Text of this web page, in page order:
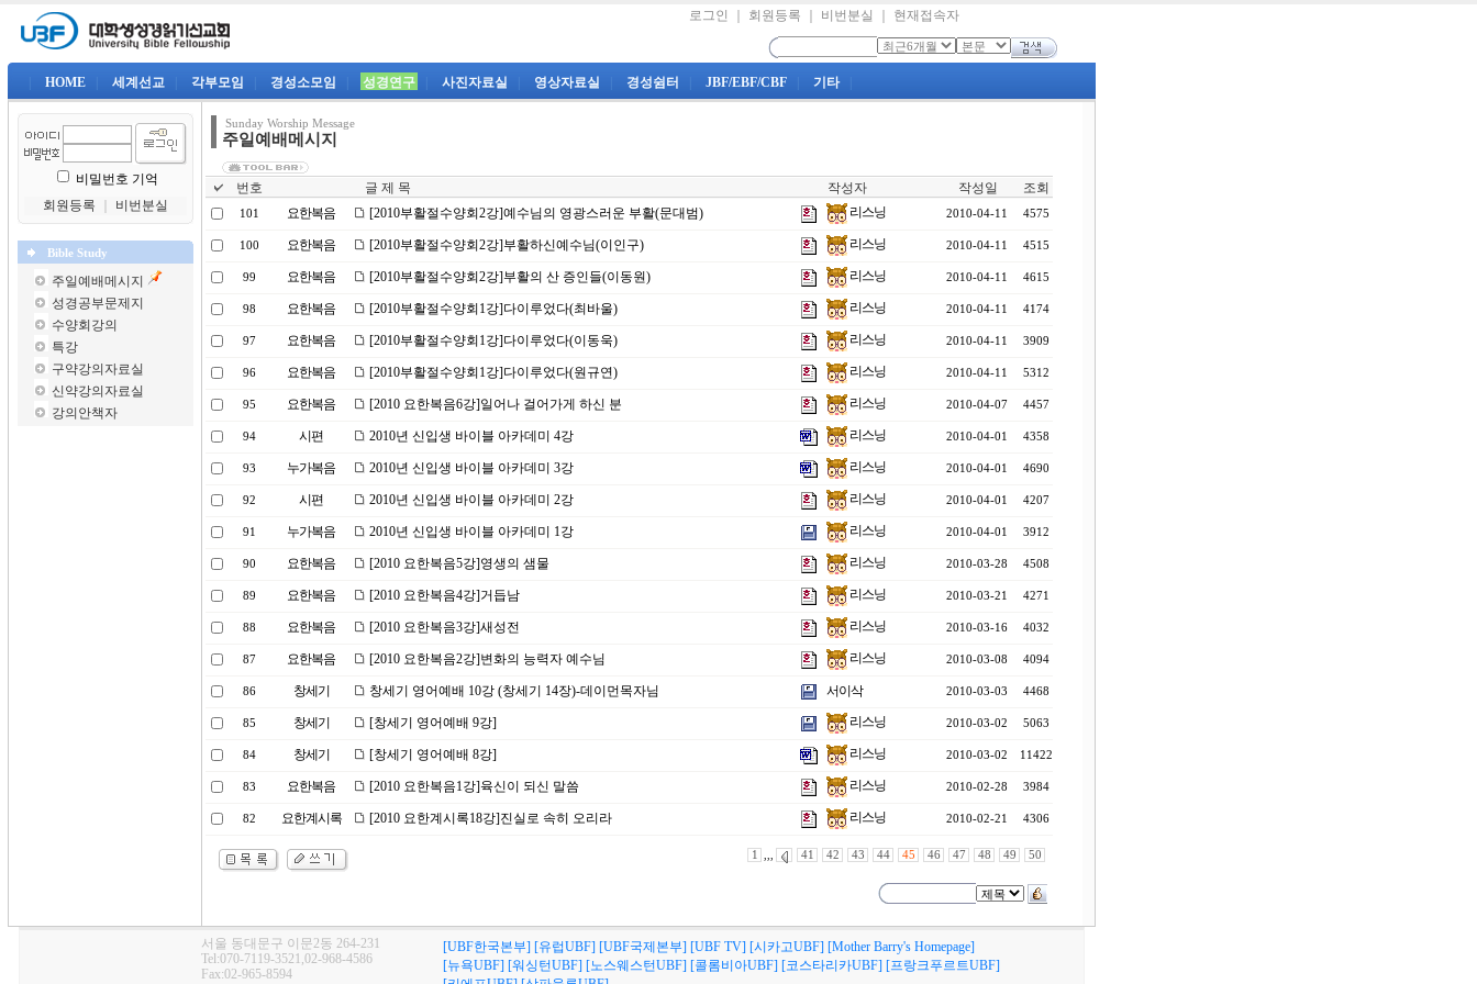
로그인 회원등록 비번분실 현재접속자
HOME 세계선교 각부모임 경성소모임 성경연구 사진자료실 영상자료실 경성쉼터 JBF/EBF/CBF 기타
비밀번호 기억
회원등록
비번분실
Bible Study
주일예배메시지
성경공부문제지
수양회강의
특강
구약강의자료실
신약강의자료실
강의안책자
Sunday Worship Message
주일예배메시지
번호 글 제 목 작성자 작성일 조회
101 요한복음 [2010부활절수양회2강]예수님의 영광스러운 부활(문대범) 리스닝 2010-04-11 4575
100 요한복음 [2010부활절수양회2강]부활하신예수님(이인구) 리스닝 2010-04-11 4515
99 요한복음 [2010부활절수양회2강]부활의 산 증인들(이동원) 리스닝 2010-04-11 4615
98 요한복음 [2010부활절수양회1강]다이루었다(최바울) 리스닝 2010-04-11 4174
97 요한복음 [2010부활절수양회1강]다이루었다(이동욱) 리스닝 2010-04-11 3909
96 요한복음 [2010부활절수양회1강]다이루었다(원규연) 리스닝 2010-04-11 5312
95 요한복음 [2010 요한복음6강]일어나 걸어가게 하신 분 리스닝 2010-04-07 4457
94 시편 2010년 신입생 바이블 아카데미 4강 리스닝 2010-04-01 4358
93 누가복음 2010년 신입생 바이블 아카데미 3강 리스닝 2010-04-01 4690
92 시편 2010년 신입생 바이블 아카데미 2강 리스닝 2010-04-01 4207
91 누가복음 2010년 신입생 바이블 아카데미 1강 리스닝 2010-04-01 3912
90 요한복음 [2010 요한복음5강]영생의 샘물 리스닝 2010-03-28 4508
89 요한복음 [2010 요한복음4강]거듭남 리스닝 2010-03-21 4271
88 요한복음 [2010 요한복음3강]새성전 리스닝 2010-03-16 4032
87 요한복음 [2010 요한복음2강]변화의 능력자 예수님 리스닝 2010-03-08 4094
86 창세기 창세기 영어예배 10강 (창세기 14장)-데이먼목자님 서이삭 2010-03-03 4468
85 창세기 [창세기 영어예배 9강] 리스닝 2010-03-02 5063
84 창세기 [창세기 영어예배 8강] 리스닝 2010-03-02 11422
83 요한복음 [2010 요한복음1강]육신이 되신 말씀 리스닝 2010-02-28 3984
82 요한계시록 [2010 요한계시록18강]진실로 속히 오리라 리스닝 2010-02-21 4306
1 ,,, 41 42 43 44 45 46 47 48 49 50
서울 동대문구 이문2동 264-231
Tel:070-7119-3521,02-968-4586
Fax:02-965-8594
[UBF한국본부] [유럽UBF] [UBF국제본부] [UBF TV] [시카고UBF] [Mother Barry's Homepage]
[뉴욕UBF] [워싱턴UBF] [노스웨스턴UBF] [콜롬비아UBF] [코스타리카UBF] [프랑크푸르트UBF]